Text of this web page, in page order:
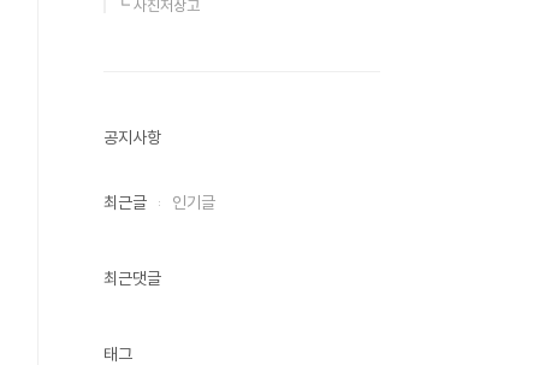
┗ 사진저장고
공지사항
최근글 인기글
최근댓글
태그